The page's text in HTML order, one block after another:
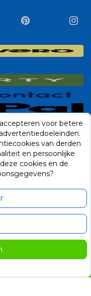
voor betere
van derden
en persoonlijke
cookies en de